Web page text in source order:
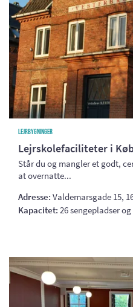
Lejrbygninger
Lejrskolefaciliteter i
Står du og mangler et godt,
at overnatte...
Adresse: Valdemarsgade 15,
Kapacitet: 26 sengepladser